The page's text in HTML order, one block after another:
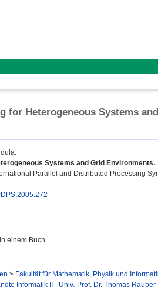
for Heterogeneous Systems
:
Systems and Grid Environments.
Parallel and Distributed Processing
einem Buch
> Fakultät für Mathematik, Physik und
Informatik II - Univ.-Prof. Dr. Thomas Rauber